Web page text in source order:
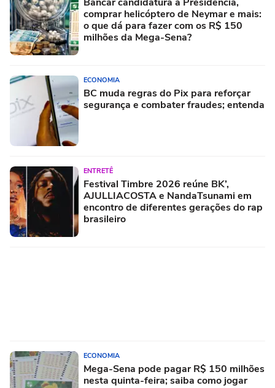
comprar helicóptero de Neymar e mais:
o que dá para fazer com os R$ 150
milhões da Mega-Sena?
ECONOMIA
BC muda regras do Pix para reforçar
segurança e combater fraudes; entenda
ENTRETÊ
Festival Timbre 2026 reúne BK’,
AJULLIACOSTA e NandaTsunami em
encontro de diferentes gerações do rap
brasileiro
ECONOMIA
Mega-Sena pode pagar R$ 150 milhões
nesta quinta-feira; saiba como jogar